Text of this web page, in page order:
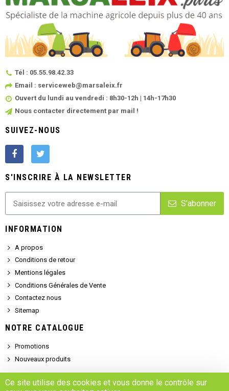
Tél : 05.55.98.42.33
Email : serviceweb@marsaleix.fr
Ouvert du lundi au vendredi : 8h30-12h | 14h-17h30
Nous contacter directement par mail !
SUIVEZ-NOUS
S'INSCRIRE À LA NEWSLETTER
S'abonner
INFORMATION
A propos
Conditions de retour
Mentions légales
Conditions Générales de Vente
Contactez nous
Sitemap
NOTRE CATALOGUE
Promotions
Nouveaux produits
Ce site utilise des cookies et vous donne le contrôle sur